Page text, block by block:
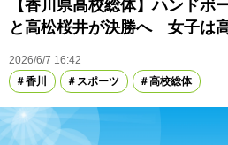
【香川県高校総体】ハンド
と高松桜井が決勝へ 女子は
2026/6/7 16:42
香川
スポーツ 高校総体